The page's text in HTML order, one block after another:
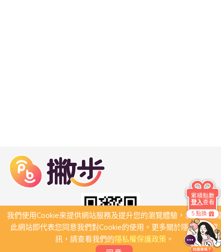
我們使用Cookie來提供網站服務及提升您的瀏覽體驗，若繼續瀏
此網站即代表您同意我們對Cookie的使用。更多關於隱私保護資
訊，請查看我們的隱私權保護政策。
5 點換
累積點數
登入查看